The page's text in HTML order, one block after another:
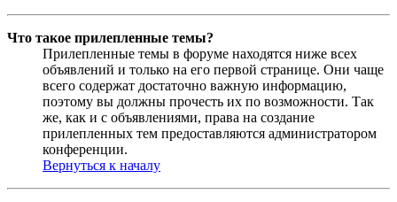
Что такое прилепленные темы?
Прилепленные темы в форуме находятся ниже всех
объявлений и только на его первой странице. Они чаще
всего содержат достаточно важную информацию,
поэтому вы должны прочесть их по возможности. Так
же, как и с объявлениями, права на создание
прилепленных тем предоставляются администратором
конференции.
Вернуться к началу